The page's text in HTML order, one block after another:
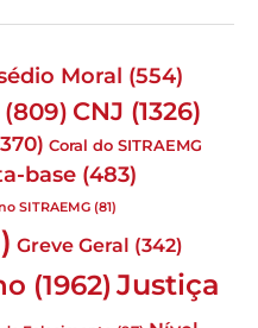
Moral (554)
(809) CNJ (1326)
Coral do SITRAEMG
base (483)
SITRAEMG (81)
Greve Geral (342)
(1962) Justiça